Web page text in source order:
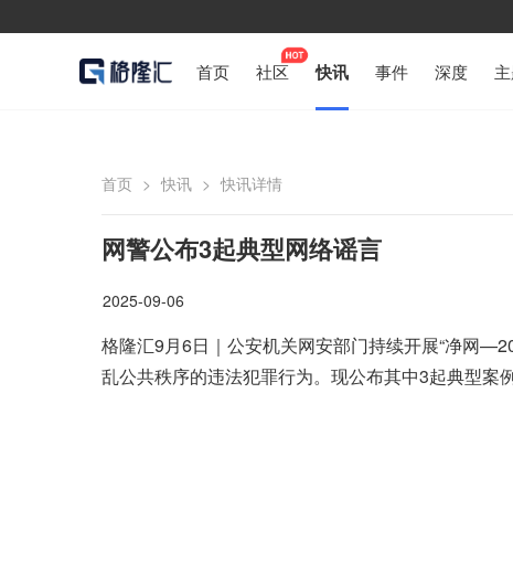
首页 社区 快讯 事件 深度
首页 > 快讯 > 快讯详情
网警公布3起典型网络谣言
2025-09-06
格隆汇9月6日｜公安机关网安部门持续开展“净网
乱公共秩序的违法犯罪行为。现公布其中3起典型案